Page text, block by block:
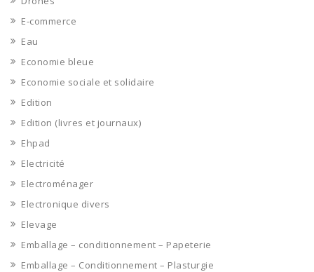
E-commerce
Eau
Economie bleue
Economie sociale et solidaire
Edition
Edition (livres et journaux)
Ehpad
Electricité
Electroménager
Electronique divers
Elevage
Emballage – conditionnement – Papeterie
Emballage – Conditionnement – Plasturgie